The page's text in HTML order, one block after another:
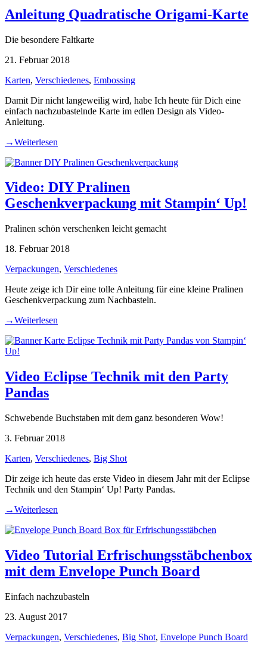
Anleitung Quadratische Origami-Karte
Die besondere Faltkarte
21. Februar 2018
Karten, Verschiedenes, Embossing
Damit Dir nicht langeweilig wird, habe Ich heute für Dich eine
einfach nachzubastelnde Karte im edlen Design als Video-
Anleitung.
→Weiterlesen
Video: DIY Pralinen
Geschenkverpackung mit Stampin‘ Up!
Pralinen schön verschenken leicht gemacht
18. Februar 2018
Verpackungen, Verschiedenes
Heute zeige ich Dir eine tolle Anleitung für eine kleine Pralinen
Geschenkverpackung zum Nachbasteln.
→Weiterlesen
Video Eclipse Technik mit den Party
Pandas
Schwebende Buchstaben mit dem ganz besonderen Wow!
3. Februar 2018
Karten, Verschiedenes, Big Shot
Dir zeige ich heute das erste Video in diesem Jahr mit der Eclipse
Technik und den Stampin‘ Up! Party Pandas.
→Weiterlesen
Video Tutorial Erfrischungsstäbchenbox
mit dem Envelope Punch Board
Einfach nachzubasteln
23. August 2017
Verpackungen, Verschiedenes, Big Shot, Envelope Punch Board